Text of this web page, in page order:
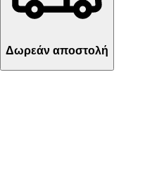
Δωρεάν αποστολή